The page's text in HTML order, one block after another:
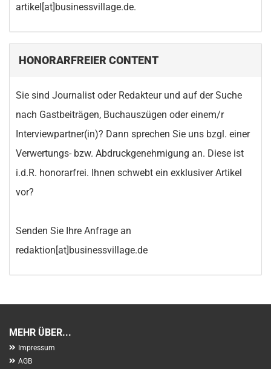
artikel[at]businessvillage.de.
HONORARFREIER CONTENT
Sie sind Journalist oder Redakteur und auf der Suche
nach Gastbeiträgen, Buchauszügen oder einem/r
Interviewpartner(in)? Dann sprechen Sie uns bzgl. einer
Verwertungs- bzw. Abdruckgenehmigung an. Diese ist
i.d.R. honorarfrei. Ihnen schwebt ein exklusiver Artikel
vor?
Senden Sie Ihre Anfrage an
redaktion[at]businessvillage.de
MEHR ÜBER...
Impressum
AGB